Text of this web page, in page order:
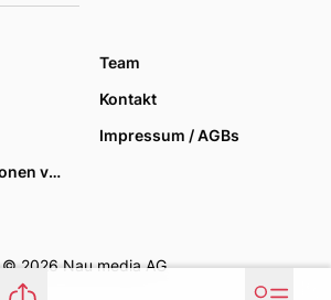
Team
Kontakt
Impressum / AGBs
Datenschutzoptionen verwalten
© 2026 Nau media AG